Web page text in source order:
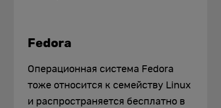
Fedora
Операционная система Fedora
тоже относится к семейству Linux
и распространяется бесплатно в